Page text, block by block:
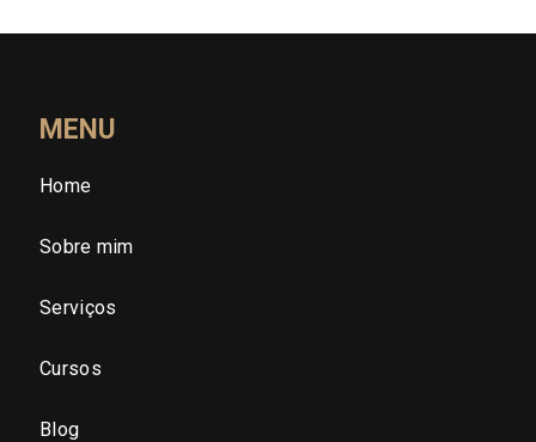
MENU
Home
Sobre mim
Serviços
Cursos
Blog